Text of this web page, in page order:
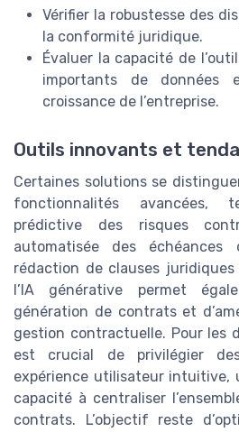
Vérifier la robustesse des
la conformité juridique.
Évaluer la capacité de
importants de données
croissance de l’entreprise.
Outils innovants et
Certaines solutions se
fonctionnalités avancées,
prédictive des risques
automatisée des échéances
rédaction de clauses juridiques
l’IA générative permet
génération de contrats et
gestion contractuelle. Pour les
est crucial de privilégier
expérience utilisateur intuitive,
capacité à centraliser
contrats. L’objectif reste